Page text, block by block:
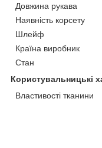
Довжина рукава
Наявність корсету
Шлейф
Країна виробник
Стан
Користувальницькі
Властивості тканини